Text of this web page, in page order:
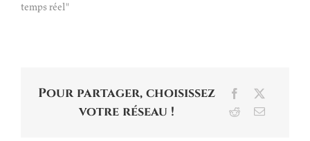
temps réel"
Pour partager, choisissez
votre réseau !
Facebook
RedditEmail